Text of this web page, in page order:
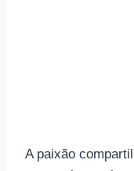
A paixão